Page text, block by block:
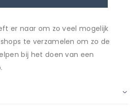
er naar om zo veel mogelijk
te verzamelen om zo de
bij het doen van een